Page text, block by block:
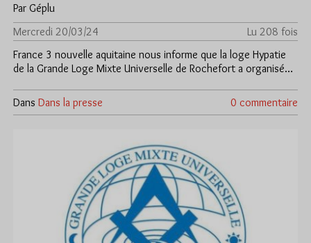
Par Géplu
Mercredi 20/03/24
Lu 208 fois
France 3 nouvelle aquitaine nous informe que la loge Hypatie
de la Grande Loge Mixte Universelle de Rochefort a organisé…
Dans Dans la presse 0 commentaire